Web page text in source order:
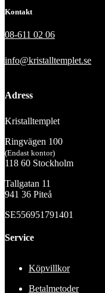
Kontakt
08-611 02 06
info@kristalltemplet.se
Adress
Kristalltemplet
Ringvägen 100
(Endast kontor)
118 60 Stockholm
Tallgatan 11
941 36 Piteå
SE556951791401
Service
Köpvillkor
Betalmetoder